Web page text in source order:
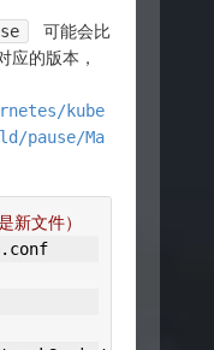
可能会比
应的版本，
kube
pause/Ma
新文件）
. conf